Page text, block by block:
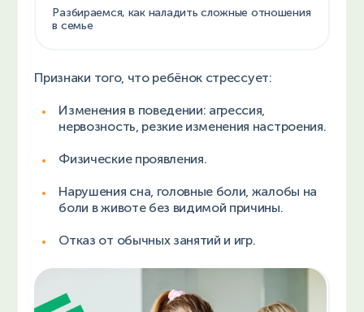
Разбираемся, как наладить сложные отношения
в семье
Признаки того, что ребёнок стрессует:
Изменения в поведении: агрессия,
нервозность, резкие изменения настроения.
Физические проявления.
Нарушения сна, головные боли, жалобы на
боли в животе без видимой причины.
Отказ от обычных занятий и игр.